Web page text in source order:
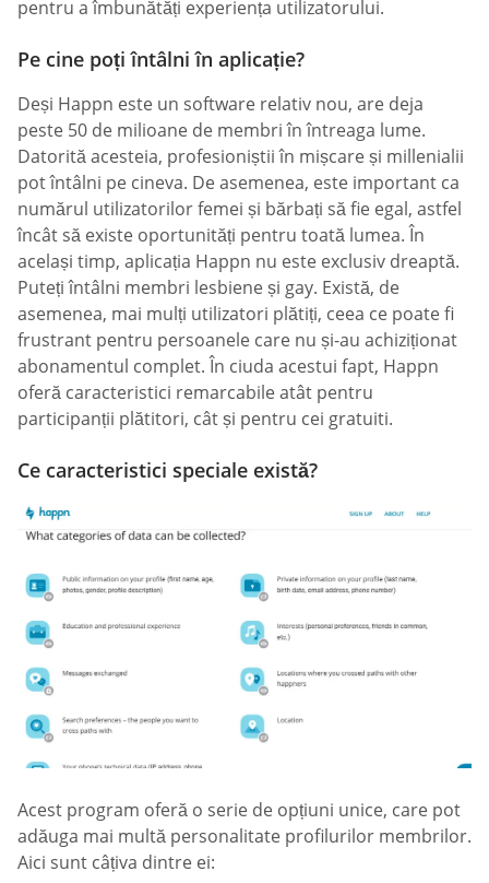
pentru a îmbunătăți experiența utilizatorului.
Pe cine poți întâlni în aplicație?
Deși Happn este un software relativ nou, are deja
peste 50 de milioane de membri în întreaga lume.
Datorită acesteia, profesioniștii în mișcare și millenialii
pot întâlni pe cineva. De asemenea, este important ca
numărul utilizatorilor femei și bărbați să fie egal, astfel
încât să existe oportunități pentru toată lumea. În
același timp, aplicația Happn nu este exclusiv dreaptă.
Puteți întâlni membri lesbiene și gay. Există, de
asemenea, mai mulți utilizatori plătiți, ceea ce poate fi
frustrant pentru persoanele care nu și-au achiziționat
abonamentul complet. În ciuda acestui fapt, Happn
oferă caracteristici remarcabile atât pentru
participanții plătitori, cât și pentru cei gratuiti.
Ce caracteristici speciale există?
Acest program oferă o serie de opțiuni unice, care pot
adăuga mai multă personalitate profilurilor membrilor.
Aici sunt câțiva dintre ei: